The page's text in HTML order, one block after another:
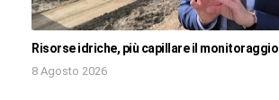
Risorse idriche, più capillare il monitoraggio
8 Agosto 2026